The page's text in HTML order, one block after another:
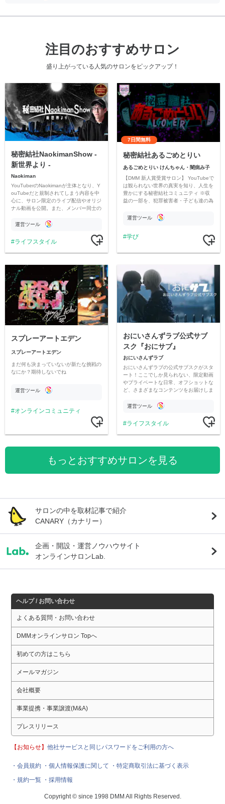
注目のおすすめサロン
盛り上がっている人気のサロンをピックアップ！
秘密結社NaokimanShow -
新世界より -
Naokiman
YouTuberのNaokimanが主体となり、Y
ouTubeだと規制されてしまう内容を中
心に、サロン限定のライブ配信やオリジ
ナル動画を公開。また、メンバー同士の
ただいています。
運営ツール
ライフスタイル
7日間無料
秘密結社あるごめとりい
あるごめとりい けんちゃん・闇病み子
【DMM 新人賞受賞サロン】 YouTubeで
は観られない世界の真実を知り、人生を
豊かにする秘密結社コミュニティ ※収
益の一部を、犯罪被害者・子ども達の為
す運営ツール
学び
スプレーアートエデン
スプレーアートエデン
まだ何も決まっていないが新たな挑戦の
なにか？期待しないでね
運営ツール
オンラインコミュニティ
おにいさんずラブ公式サブ
スク『おにサブ』
おにいさんずラブ
おにいさんずラブの公式サブスクがスタ
ート！ここでしか見られない、限定動画
やプライベートな日常、オフショットな
ど、さまざまなコンテンツをお届けしま
運営ツール
ライフスタイル
もっとおすすめサロンを見る
サロンの中を取材記事で紹介
CANARY（カナリー）
企画・開設・運営ノウハウサイト
オンラインサロンLab.
ヘルプ / お問い合わせ
よくある質問・お問い合わせ
DMMオンラインサロン Topへ
初めての方はこちら
メールマガジン
会社概要
事業提携・事業譲渡(M&A)
プレスリリース
【お知らせ】他社サービスと同じパスワードをご利用の方へ
・会員規約 ・個人情報保護に関して
・特定商取引法に基づく表示
・規約一覧 ・採用情報
Copyright © since 1998 DMM All Rights Reserved.